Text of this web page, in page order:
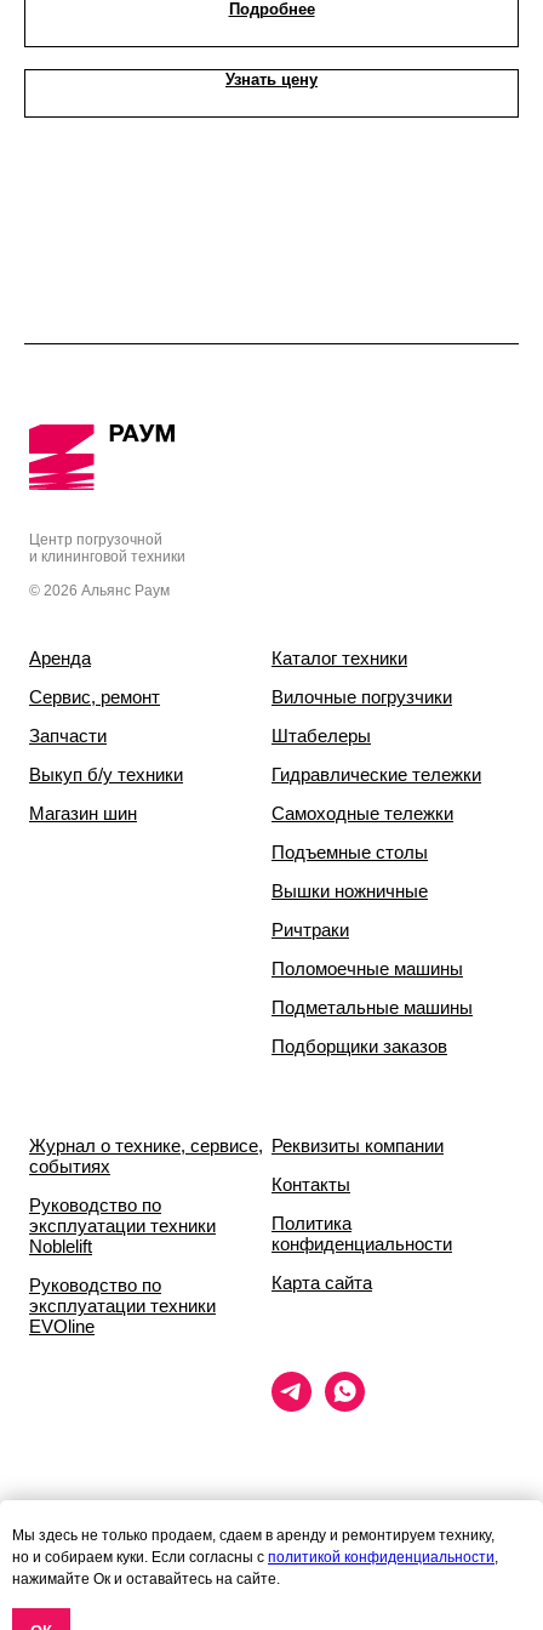
Подробнее
Узнать цену
Центр погрузочной
и клининговой техники
© 2026 Альянс Раум
Аренда
Сервис, ремонт
Запчасти
Выкуп б/у техники
Магазин шин
Каталог техники
Вилочные погрузчики
Штабелеры
Гидравлические тележки
Самоходные тележки
Подъемные столы
Вышки ножничные
Ричтраки
Поломоечные машины
Подметальные машины
Подборщики заказов
Журнал о технике, сервисе,
событиях
Руководство по
эксплуатации техники
Noblelift
Руководство по
эксплуатации техники
EVOline
Реквизиты компании
Контакты
Политика
конфиденциальности
Карта сайта
при каких условиях
информационные материалы и цены, размещённые на сайте, не
определяемой положениями статей 435 и 437 гражданского кодекса
Мы здесь не только продаем, сдаем в аренду и ремонтируем технику,
но и собираем куки. Если согласны с политикой конфиденциальности,
нажимайте Ок и оставайтесь на сайте.